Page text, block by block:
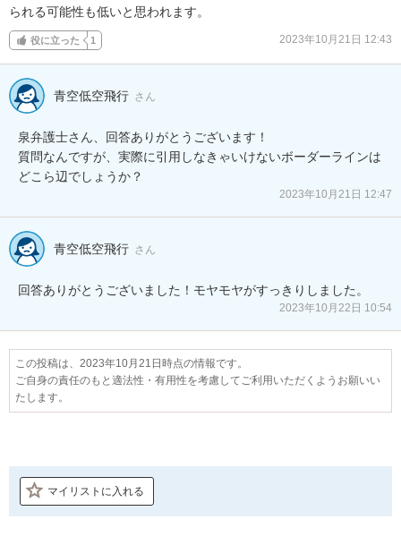
られる可能性も低いと思われます。
役に立った 1 2023年10月21日 12:43
青空低空飛行 さん
泉弁護士さん、回答ありがとうございます！
質問なんですが、実際に引用しなきゃいけないボーダーラインは
どこら辺でしょうか？
2023年10月21日 12:47
青空低空飛行 さん
回答ありがとうございました！モヤモヤがすっきりしました。
2023年10月22日 10:54
この投稿は、2023年10月21日時点の情報です。
ご自身の責任のもと適法性・有用性を考慮してご利用いただくようお願いい
たします。
マイリストに入れる